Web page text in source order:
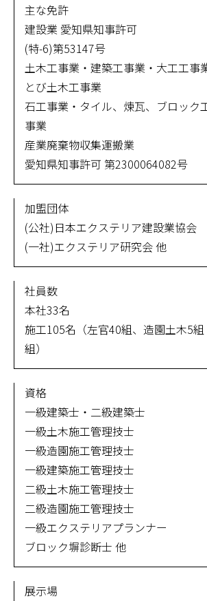
主な免許
建設業 愛知県知事許可
(特-6)第53147号
土木工事業・建築工事業・大工工事
とび土木工事業
石工事業・タイル、煉瓦、ブロック
事業
産業廃棄物収集運搬業
愛知県知事許可 第2300064082号
加盟団体
(公社)日本エクステリア建設業協会
(一社)エクステリア研究会 他
社員数
本社33名
施工105名（左官40組、造園土木5
組）
資格
一級建築士・二級建築士
一級土木施工管理技士
一級造園施工管理技士
一級建築施工管理技士
二級土木施工管理技士
二級造園施工管理技士
一級エクステリアプランナー
ブロック塀診断士 他
展示場